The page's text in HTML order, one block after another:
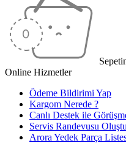
Online Hizmetler
Ödeme Bildirimi Yap
Kargom Nerede ?
Canlı Destek ile
Servis Randevusu
Arora Yedek Parça